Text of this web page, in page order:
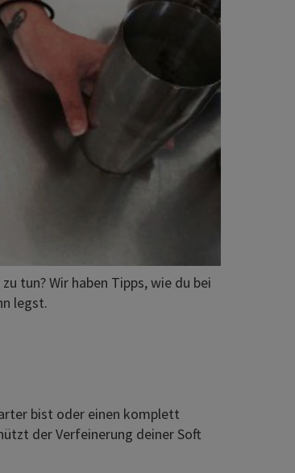
tun? Wir haben Tipps, wie du bei
legst.
bist oder einen komplett
der Verfeinerung deiner Soft